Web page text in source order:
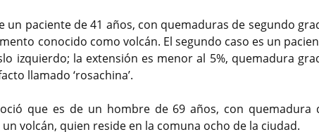
paciente de 41 años, con quemaduras de segundo
conocido como volcán. El segundo caso es un
izquierdo; la extensión es menor al 5%, quemadura
llamado ‘rosachina’.
que es de un hombre de 69 años, con quemadura
volcán, quien reside en la comuna ocho de la ciudad.